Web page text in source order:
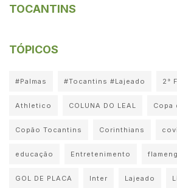
TOCANTINS
TÓPICOS
#Palmas #Tocantins #Lajeado 2°
Athletico COLUNA DO LEAL Copa
Copão Tocantins Corinthians
educação Entretenimento
GOL DE PLACA Inter Lajeado